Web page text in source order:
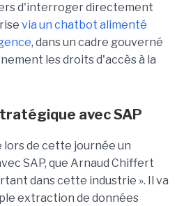
d'interroger directement
via un chatbot alimenté
, dans un cadre gouverné
les droits d'accès à la
avec SAP
lors de cette journée un
SAP, que Arnaud Chiffert
dans cette industrie ». Il va
extraction de données